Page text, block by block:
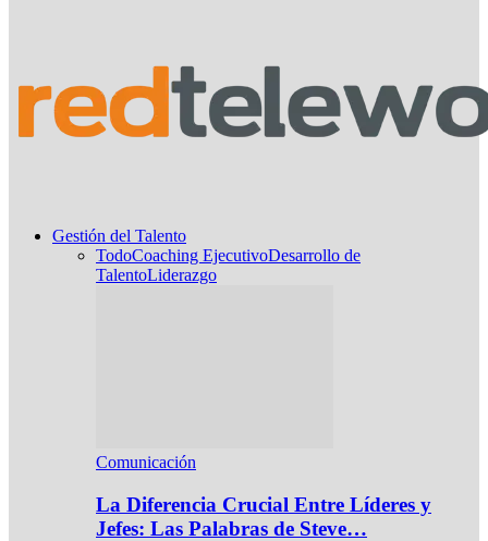
Gestión del Talento
TodoCoaching EjecutivoDesarrollo de
TalentoLiderazgo
Comunicación
La Diferencia Crucial Entre Líderes y
Jefes: Las Palabras de Steve…